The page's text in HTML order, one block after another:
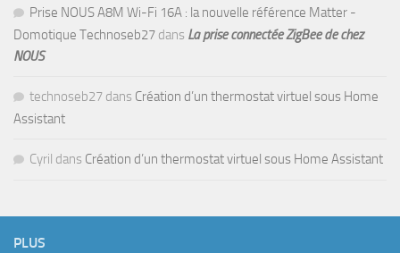
Prise NOUS A8M Wi-Fi 16A : la nouvelle référence Matter -
Domotique Technoseb27 dans La prise connectée ZigBee de chez
NOUS
technoseb27 dans Création d’un thermostat virtuel sous Home
Assistant
Cyril dans Création d’un thermostat virtuel sous Home Assistant
PLUS